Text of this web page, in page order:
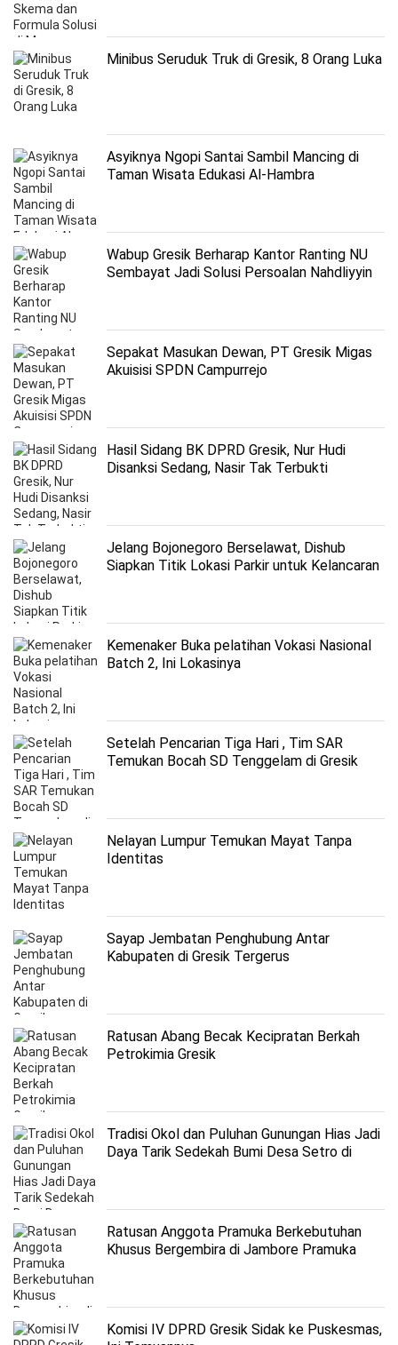
Minibus Seruduk Truk di Gresik, 8 Orang Luka
Asyiknya Ngopi Santai Sambil Mancing di
Taman Wisata Edukasi Al-Hambra
Wabup Gresik Berharap Kantor Ranting NU
Sembayat Jadi Solusi Persoalan Nahdliyyin
Sepakat Masukan Dewan, PT Gresik Migas
Akuisisi SPDN Campurrejo
Hasil Sidang BK DPRD Gresik, Nur Hudi
Disanksi Sedang, Nasir Tak Terbukti
Jelang Bojonegoro Berselawat, Dishub
Siapkan Titik Lokasi Parkir untuk Kelancaran
Kemenaker Buka pelatihan Vokasi Nasional
Batch 2, Ini Lokasinya
Setelah Pencarian Tiga Hari , Tim SAR
Temukan Bocah SD Tenggelam di Gresik
Nelayan Lumpur Temukan Mayat Tanpa
Identitas
Sayap Jembatan Penghubung Antar
Kabupaten di Gresik Tergerus
Ratusan Abang Becak Kecipratan Berkah
Petrokimia Gresik
Tradisi Okol dan Puluhan Gunungan Hias Jadi
Daya Tarik Sedekah Bumi Desa Setro di
Ratusan Anggota Pramuka Berkebutuhan
Khusus Bergembira di Jambore Pramuka
Komisi IV DPRD Gresik Sidak ke Puskesmas,